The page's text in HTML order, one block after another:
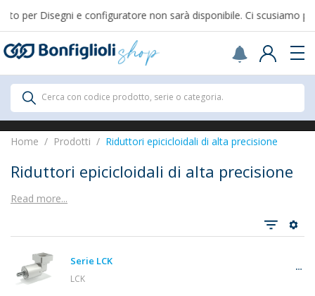
Scegli il Paese o territorio in cui sei per
acquistare online.
USA
Continue
per Disegni e configuratore non sarà disponibile. Ci scusiamo per
Prodotti
Prodotti
Riduttori
Cerca con codice prodotto, serie o categoria.
Home Prodotti Riduttori epicicloidali di alta precisione
Riduttori epicicloidali di alta precisione
Read more...
Serie LCK
LCK